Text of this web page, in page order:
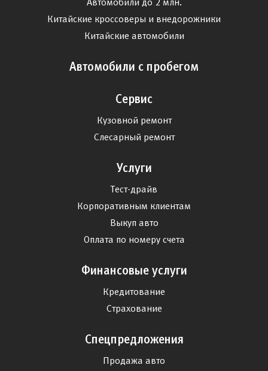
Автомобили до 2 млн.
Китайские кроссоверы и внедорожники
Китайские автомобили
Автомобили с пробегом
Сервис
Кузовной ремонт
Слесарный ремонт
Услуги
Тест-драйв
Корпоративным клиентам
Выкуп авто
Оплата по номеру счета
Финансовые услуги
Кредитование
Страхование
Спецпредложения
Продажа авто